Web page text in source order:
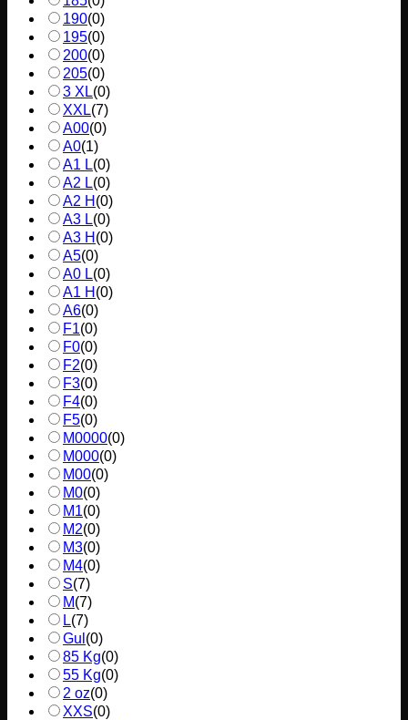
190(0)
195(0)
200(0)
205(0)
3 XL(0)
XXL(7)
A00(0)
A0(1)
A1 L(0)
A2 L(0)
A2 H (0)
A3 L(0)
A3 H (0)
A5(0)
A0 L(0)
A1 H (0)
A6(0)
F1(0)
F0(0)
F2(0)
F3(0)
F4(0)
F5(0)
M0000(0)
M000(0)
M00(0)
M0(0)
M1(0)
M2(0)
M3(0)
M4(0)
S(7)
M(7)
L(7)
Gul (0)
85 Kg(0)
55 Kg(0)
2 oz(0)
XXS(0)